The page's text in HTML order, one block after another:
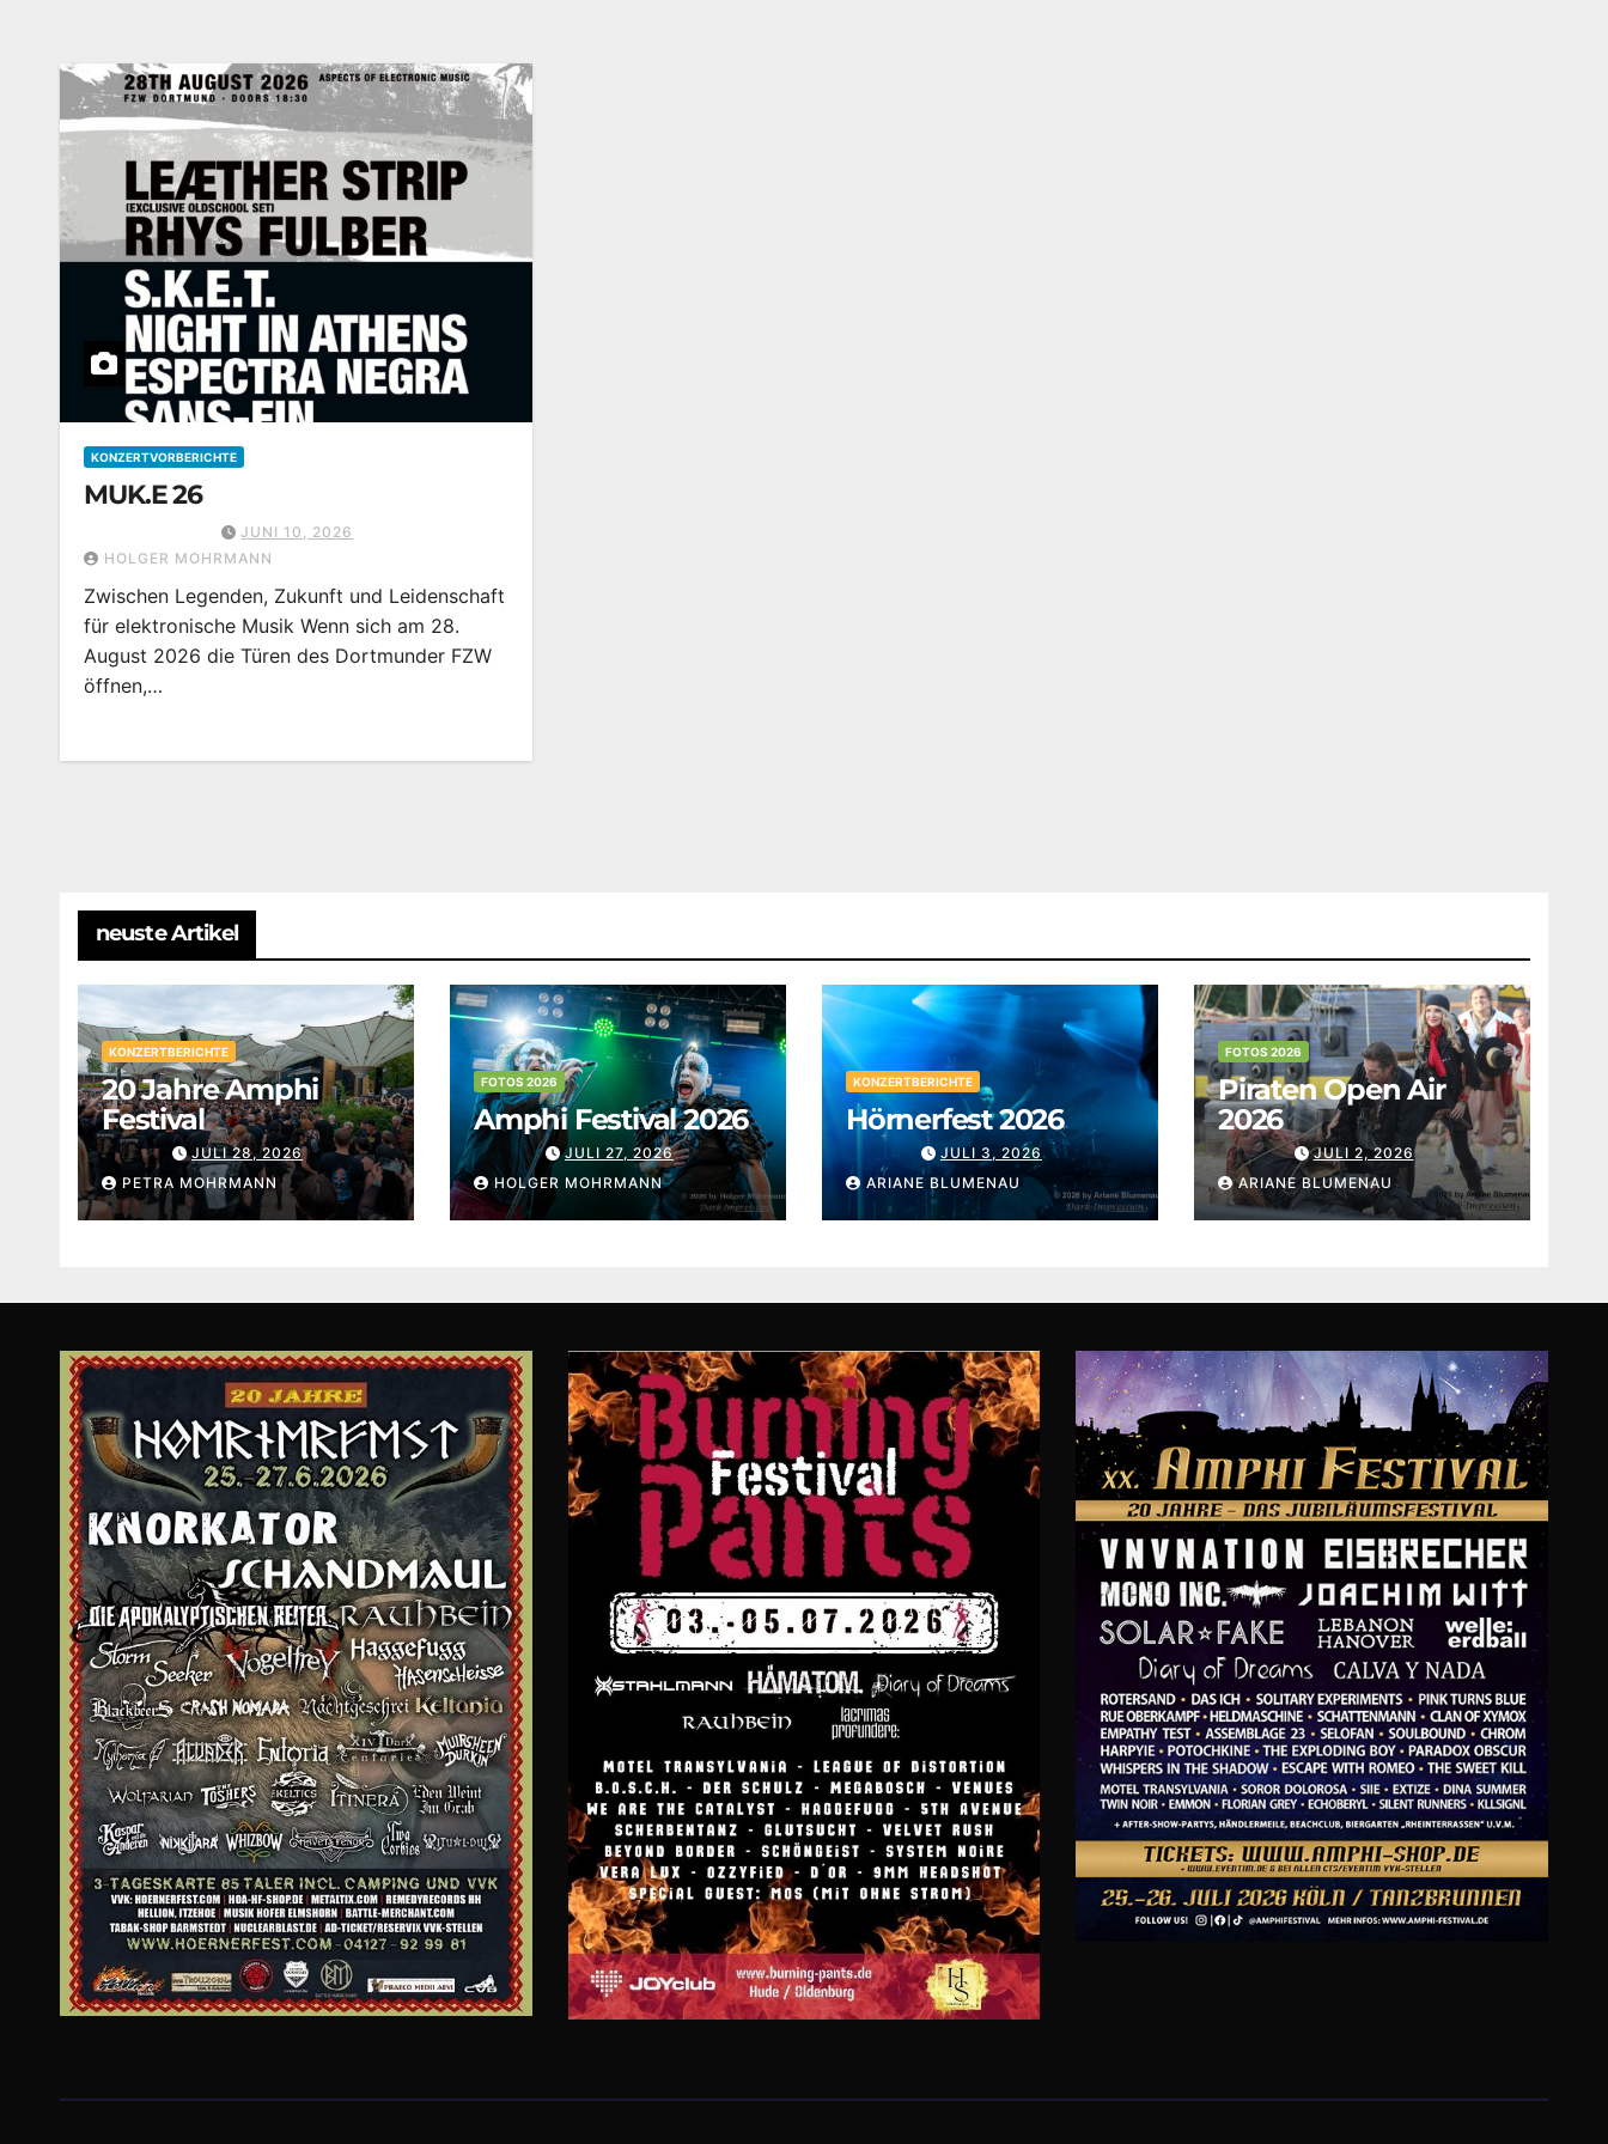
KONZERTVORBERICHTE
MUK.E 26
JUNI 10, 2026
HOLGER MOHRMANN
Zwischen Legenden, Zukunft und Leidenschaft
für elektronische Musik Wenn sich am 28.
August 2026 die Türen des Dortmunder FZW
öffnen,…
neuste Artikel
KONZERTBERICHTE
20 Jahre Amphi
Festival
JULI 28, 2026
PETRA MOHRMANN
FOTOS 2026
Amphi Festival 2026
JULI 27, 2026
HOLGER MOHRMANN
KONZERTBERICHTE
Hörnerfest 2026
JULI 3, 2026
ARIANE BLUMENAU
FOTOS 2026
Piraten Open Air
2026
JULI 2, 2026
ARIANE BLUMENAU